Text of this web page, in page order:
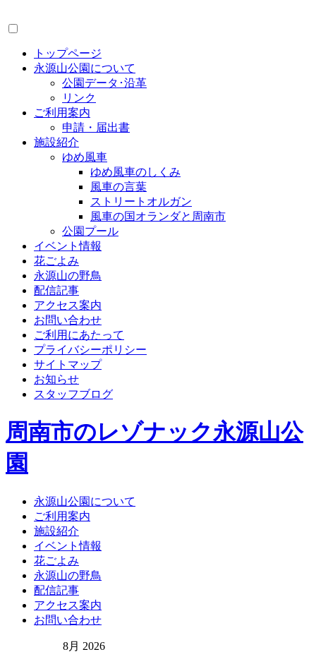
トップページ
永源山公園について
公園データ･沿革
リンク
ご利用案内
申請・届出書
施設紹介
ゆめ風車
ゆめ風車のしくみ
風車の言葉
ストリートオルガン
風車の国オランダと周南市
公園プール
イベント情報
花ごよみ
永源山の野鳥
配信記事
アクセス案内
お問い合わせ
ご利用にあたって
プライバシーポリシー
サイトマップ
お知らせ
スタッフブログ
周南市のレゾナック永源山公
園
永源山公園について
ご利用案内
施設紹介
イベント情報
花ごよみ
永源山の野鳥
配信記事
アクセス案内
お問い合わせ
8月 2026